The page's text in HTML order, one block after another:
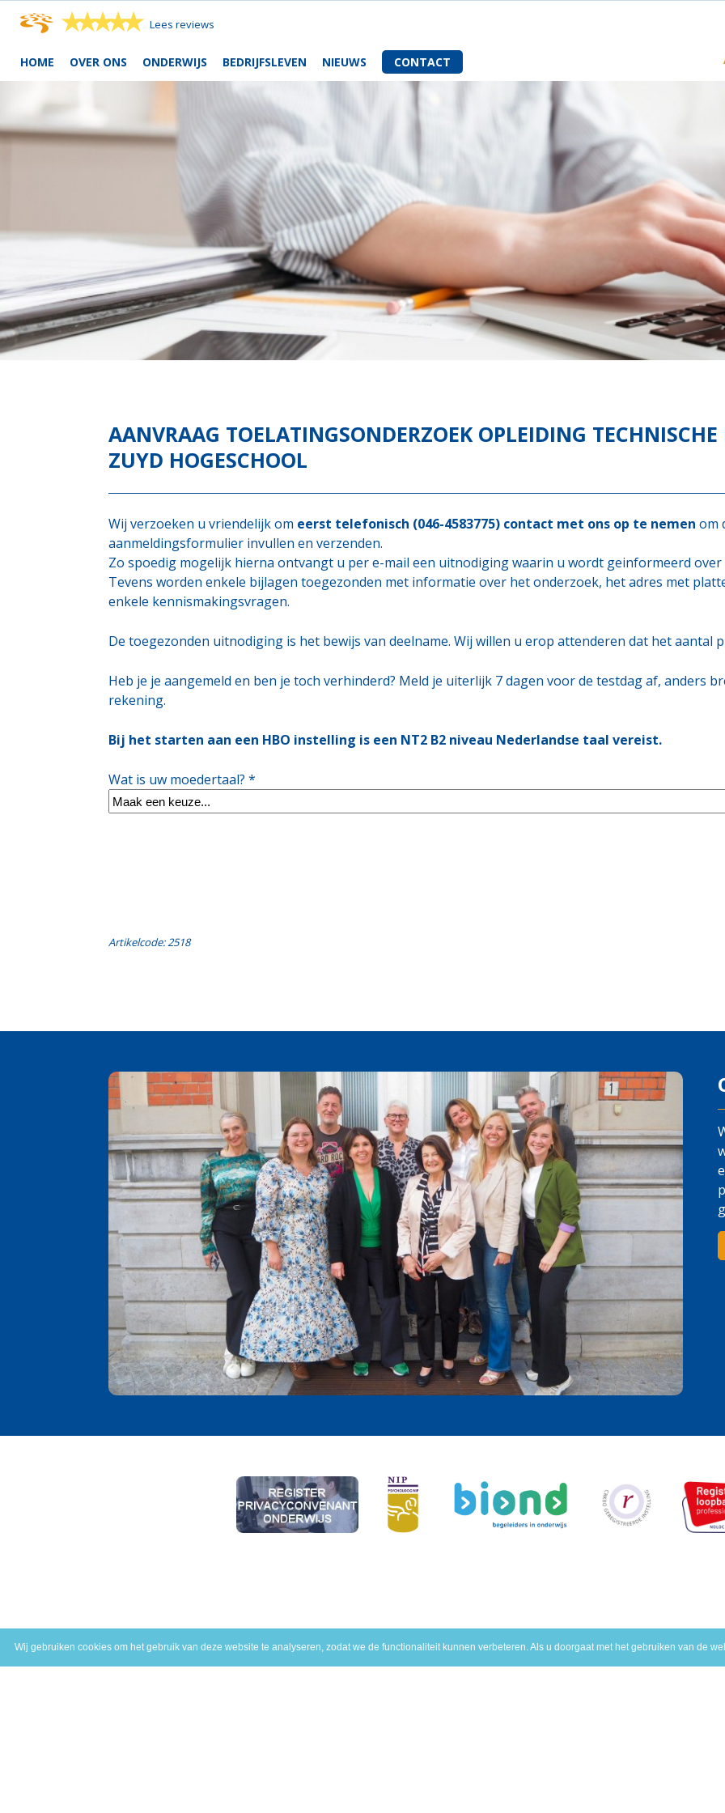
★★★★★ Lees reviews
HOME OVER ONS ONDERWIJS BEDRIJFSLEVEN NIEUWS CONTACT
AANVRAAG TOELATINGSONDERZOEK OPLEIDING TECHNISCHE
ZUYD HOGESCHOOL
Wij verzoeken u vriendelijk om eerst telefonisch (046-4583775) contact met ons op te nemen om
aanmeldingsformulier invullen en verzenden.
Zo spoedig mogelijk hierna ontvangt u per e-mail een uitnodiging waarin u wordt geinformeerd
Tevens worden enkele bijlagen toegezonden met informatie over het onderzoek, het adres met
enkele kennismakingsvragen.
De toegezonden uitnodiging is het bewijs van deelname. Wij willen u erop attenderen dat het aantal
Heb je je aangemeld en ben je toch verhinderd? Meld je uiterlijk 7 dagen voor de testdag af, anders
rekening.
Bij het starten aan een HBO instelling is een NT2 B2 niveau Nederlandse taal vereist.
Wat is uw moedertaal? *
Artikelcode: 2518
Wij gebruiken cookies om het gebruik van deze website te analyseren, zodat we de functionaliteit kunnen verbeteren. Als u doorgaat met het gebruiken van de